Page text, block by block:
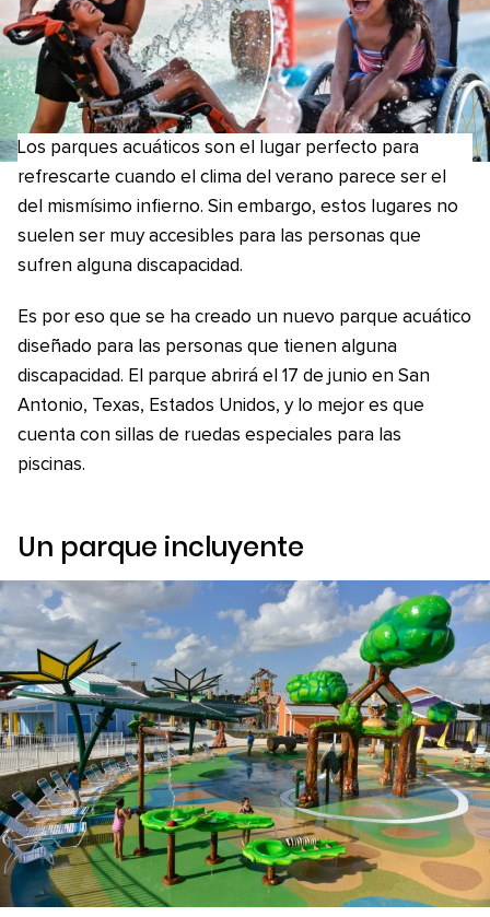
Los parques acuáticos son el lugar perfecto para
refrescarte cuando el clima del verano parece ser el
del mismísimo infierno. Sin embargo, estos lugares no
suelen ser muy accesibles para las personas que
sufren alguna discapacidad.
Es por eso que se ha creado un nuevo parque acuático
diseñado para las personas que tienen alguna
discapacidad. El parque abrirá el 17 de junio en San
Antonio, Texas, Estados Unidos, y lo mejor es que
cuenta con sillas de ruedas especiales para las
piscinas.
Un parque incluyente